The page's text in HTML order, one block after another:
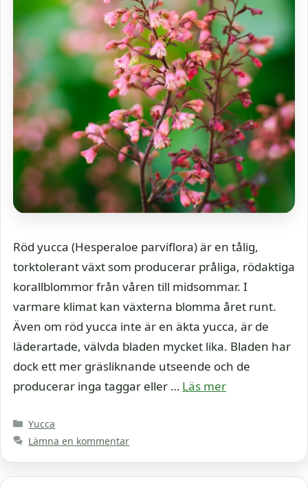
Röd yucca (Hesperaloe parviflora) är en tålig,
torktolerant växt som producerar pråliga, rödaktiga
korallblommor från våren till midsommar. I
varmare klimat kan växterna blomma året runt.
Även om röd yucca inte är en äkta yucca, är de
läderartade, välvda bladen mycket lika. Bladen har
dock ett mer gräsliknande utseende och de
producerar inga taggar eller … Läs mer
Kategorier
Yucca
Lämna en kommentar